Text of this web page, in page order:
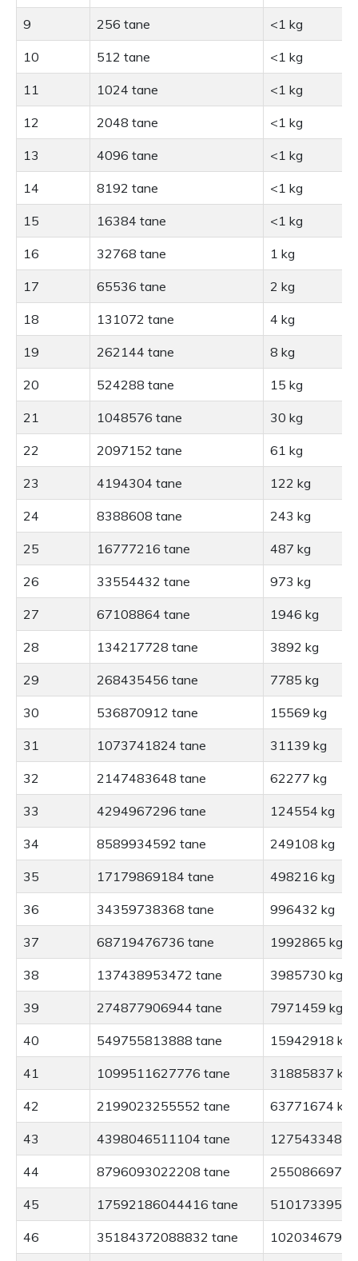
9 256 tane <1 kg
10 512 tane <1 kg
11 1024 tane <1 kg
12 2048 tane <1 kg
13 4096 tane <1 kg
14 8192 tane <1 kg
15 16384 tane <1 kg
16 32768 tane 1 kg
17 65536 tane 2 kg
18 131072 tane 4 kg
19 262144 tane 8 kg
20 524288 tane 15 kg
21 1048576 tane 30 kg
22 2097152 tane 61 kg
23 4194304 tane 122 kg
24 8388608 tane 243 kg
25 16777216 tane 487 kg
26 33554432 tane 973 kg
27 67108864 tane 1946 kg
28 134217728 tane 3892 kg
29 268435456 tane 7785 kg
30 536870912 tane 15569 kg
31 1073741824 tane 31139 kg
32 2147483648 tane 62277 kg
33 4294967296 tane 124554 kg
34 8589934592 tane 249108 kg
35 17179869184 tane 498216 kg
36 34359738368 tane 996432 kg
37 68719476736 tane 1992865 kg
38 137438953472 tane 3985730 kg
39 274877906944 tane 7971459 kg
40 549755813888 tane 15942918 kg
41 1099511627776 tane 31885837 kg
42 2199023255552 tane 63771674 kg
43 4398046511104 tane 127543348 kg
44 8796093022208 tane 255086697 kg
45 17592186044416 tane 510173395 kg
46 35184372088832 tane 1020346790